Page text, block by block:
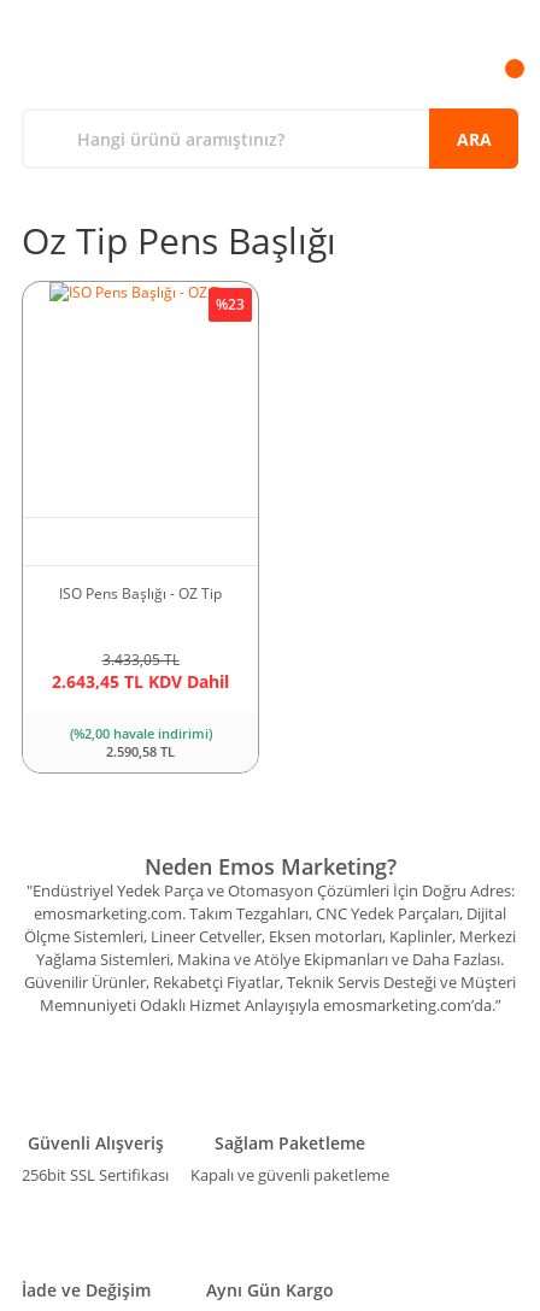
ARA
Oz Tip Pens Başlığı
ISO Pens Başlığı - OZ Tip
3.433,05 TL
2.643,45 TL KDV Dahil
%23
(%2,00 havale indirimi)
2.590,58 TL
Neden Emos Marketing?
"Endüstriyel Yedek Parça ve Otomasyon Çözümleri İçin Doğru Adres:
emosmarketing.com. Takım Tezgahları, CNC Yedek Parçaları, Dijital
Ölçme Sistemleri, Lineer Cetveller, Eksen motorları, Kaplinler, Merkezi
Yağlama Sistemleri, Makina ve Atölye Ekipmanları ve Daha Fazlası.
Güvenilir Ürünler, Rekabetçi Fiyatlar, Teknik Servis Desteği ve Müşteri
Memnuniyeti Odaklı Hizmet Anlayışıyla emosmarketing.com’da.”
Güvenli Alışveriş
256bit SSL Sertifikası
Sağlam Paketleme
Kapalı ve güvenli paketleme
İade ve Değişim Aynı Gün Kargo